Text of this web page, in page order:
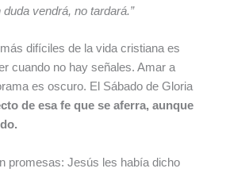
vendrá, no tardará.”
difíciles de la vida cristiana es
cuando no hay señales. Amar a
es oscuro. El Sábado de Gloria
de esa fe que se aferra, aunque
promesas: Jesús les había dicho